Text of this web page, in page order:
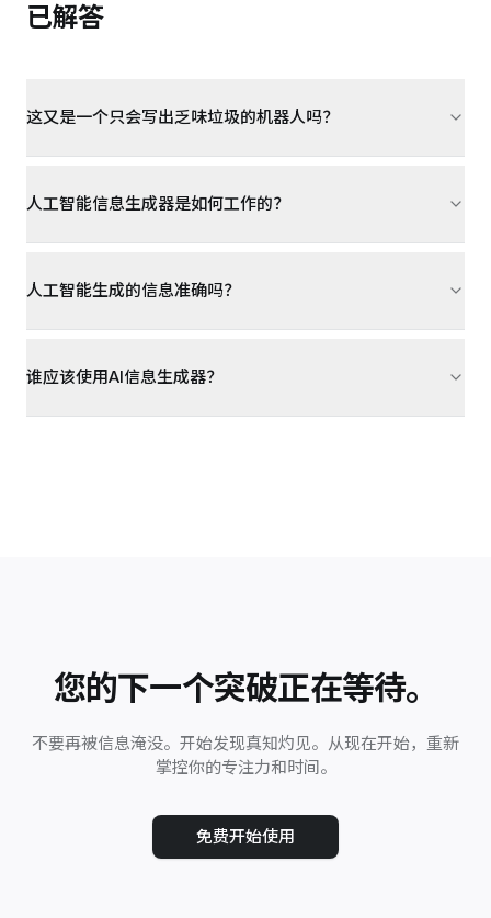
已解答
这又是一个只会写出乏味垃圾的机器人吗？
人工智能信息生成器是如何工作的？
人工智能生成的信息准确吗？
谁应该使用AI信息生成器？
您的下一个突破正在等待。
不要再被信息淹没。开始发现真知灼见。从现在开始，重新
掌控你的专注力和时间。
免费开始使用